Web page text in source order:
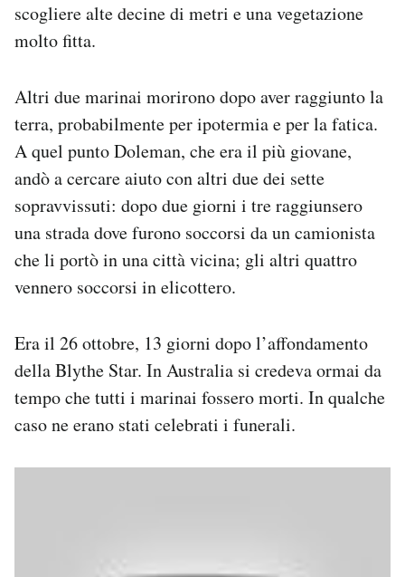
scogliere alte decine di metri e una vegetazione
molto fitta.
Altri due marinai morirono dopo aver raggiunto la
terra, probabilmente per ipotermia e per la fatica.
A quel punto Doleman, che era il più giovane,
andò a cercare aiuto con altri due dei sette
sopravvissuti: dopo due giorni i tre raggiunsero
una strada dove furono soccorsi da un camionista
che li portò in una città vicina; gli altri quattro
vennero soccorsi in elicottero.
Era il 26 ottobre, 13 giorni dopo l’affondamento
della Blythe Star. In Australia si credeva ormai da
tempo che tutti i marinai fossero morti. In qualche
caso ne erano stati celebrati i funerali.